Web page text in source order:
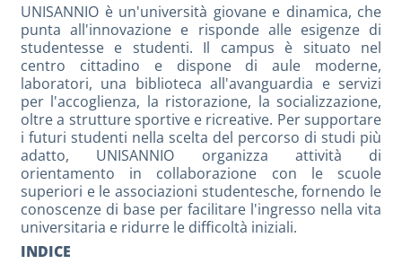
UNISANNIO è un'università giovane e dinamica, che
punta all'innovazione e risponde alle esigenze di
studentesse e studenti. Il campus è situato nel
centro cittadino e dispone di aule moderne,
laboratori, una biblioteca all'avanguardia e servizi
per l'accoglienza, la ristorazione, la socializzazione,
oltre a strutture sportive e ricreative. Per supportare
i futuri studenti nella scelta del percorso di studi più
adatto, UNISANNIO organizza attività di
orientamento in collaborazione con le scuole
superiori e le associazioni studentesche, fornendo le
conoscenze di base per facilitare l'ingresso nella vita
universitaria e ridurre le difficoltà iniziali.
INDICE